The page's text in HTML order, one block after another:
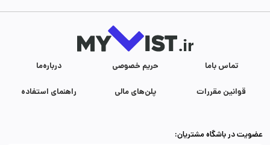
درباره‌ما حریم خصوصی تماس با‌ما
راهنمای استفاده پلن‌های مالی قوانین مقررات
عضویت در باشگاه مشتریان: